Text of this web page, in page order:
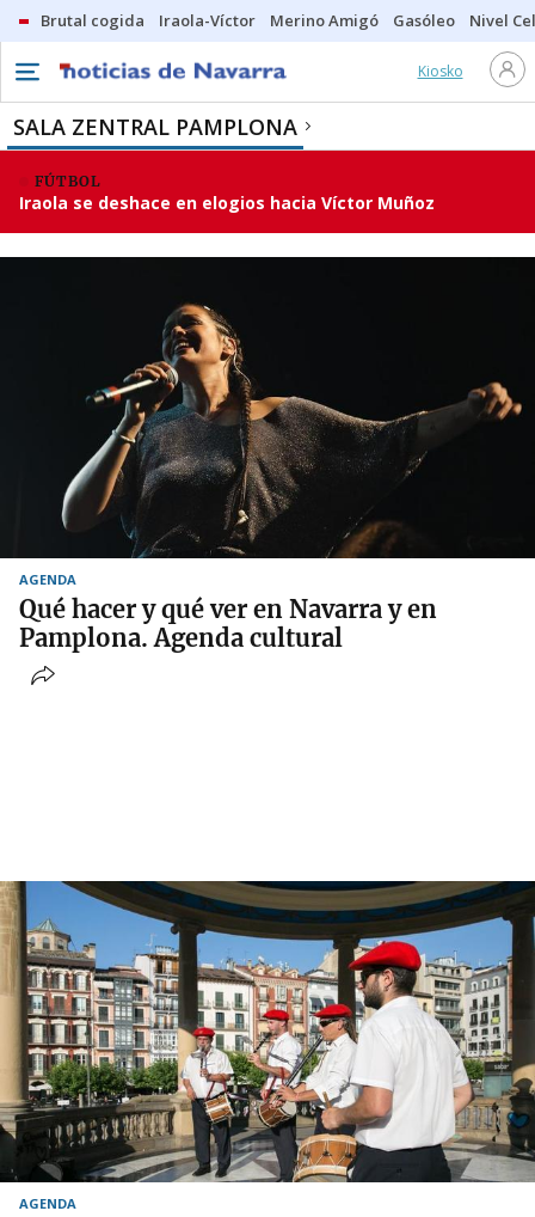
Brutal cogida Iraola-Víctor Merino Amigó Gasóleo Nivel
Kiosko
SALA ZENTRAL PAMPLONA
FÚTBOL
Iraola se deshace en elogios hacia Víctor Muñoz
AGENDA
Qué hacer y qué ver en Navarra y en
Pamplona. Agenda cultural
AGENDA